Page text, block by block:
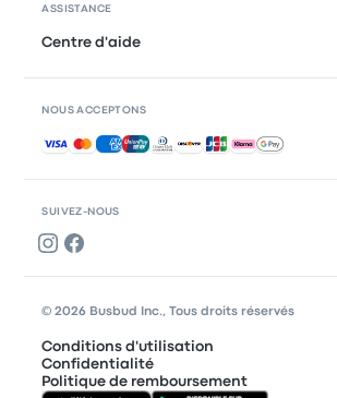
SUIVEZ-NOUS
ASSISTANCE
Centre d'aide
NOUS ACCEPTONS
Paiements acceptés
© 2026 Busbud Inc., Tous droits réservés
Conditions d'utilisation
Confidentialité
Politique de remboursement